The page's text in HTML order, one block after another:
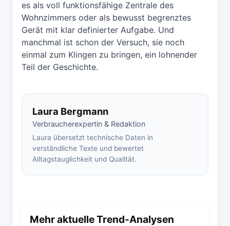
es als voll funktionsfähige Zentrale des
Wohnzimmers oder als bewusst begrenztes
Gerät mit klar definierter Aufgabe. Und
manchmal ist schon der Versuch, sie noch
einmal zum Klingen zu bringen, ein lohnender
Teil der Geschichte.
Laura Bergmann
Verbraucherexpertin & Redaktion
Laura übersetzt technische Daten in
verständliche Texte und bewertet
Alltagstauglichkeit und Qualität.
Mehr aktuelle Trend-Analysen